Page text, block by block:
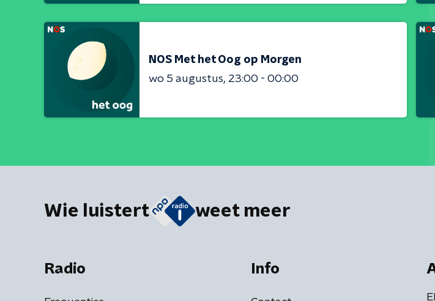
NOS Met het Oog op Morgen
wo 5 augustus 23:00 - 00:00
Wie luistert weet meer
Radio Info